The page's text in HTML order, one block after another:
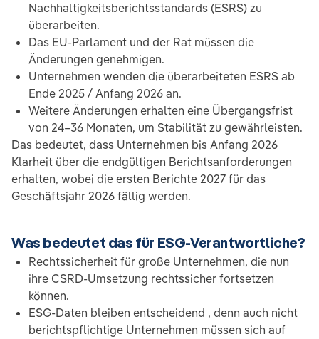
Nachhaltigkeitsberichtsstandards (ESRS) zu
überarbeiten.
Das EU-Parlament und der Rat müssen die
Änderungen genehmigen.
Unternehmen wenden die überarbeiteten ESRS ab
Ende 2025 / Anfang 2026 an.
Weitere Änderungen erhalten eine Übergangsfrist
von 24–36 Monaten, um Stabilität zu gewährleisten.
Das bedeutet, dass Unternehmen bis Anfang 2026
Klarheit über die endgültigen Berichtsanforderungen
erhalten, wobei die ersten Berichte 2027 für das
Geschäftsjahr 2026 fällig werden.
Was bedeutet das für ESG-Verantwortliche?
Rechtssicherheit für große Unternehmen, die nun
ihre CSRD-Umsetzung rechtssicher fortsetzen
können.
ESG-Daten bleiben entscheidend , denn auch nicht
berichtspflichtige Unternehmen müssen sich auf